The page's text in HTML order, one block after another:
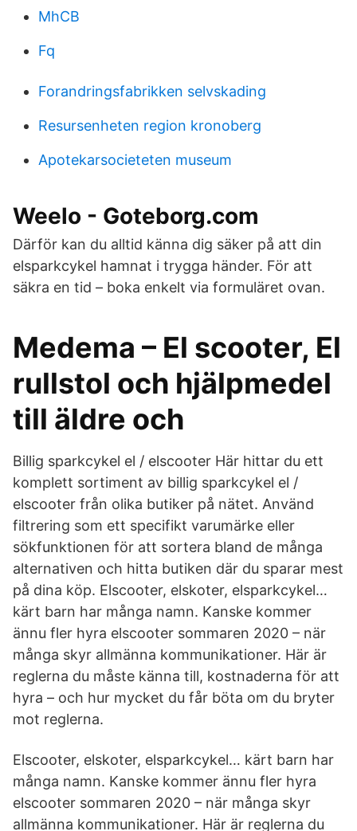
MhCB
Fq
Forandringsfabrikken selvskading
Resursenheten region kronoberg
Apotekarsocieteten museum
Weelo - Goteborg.com
Därför kan du alltid känna dig säker på att din
elsparkcykel hamnat i trygga händer. För att
säkra en tid – boka enkelt via formuläret ovan.
Medema – El scooter, El
rullstol och hjälpmedel
till äldre och
Billig sparkcykel el / elscooter Här hittar du ett
komplett sortiment av billig sparkcykel el /
elscooter från olika butiker på nätet. Använd
filtrering som ett specifikt varumärke eller
sökfunktionen för att sortera bland de många
alternativen och hitta butiken där du sparar mest
på dina köp. Elscooter, elskoter, elsparkcykel…
kärt barn har många namn. Kanske kommer
ännu fler hyra elscooter sommaren 2020 – när
många skyr allmänna kommunikationer. Här är
reglerna du måste känna till, kostnaderna för att
hyra – och hur mycket du får böta om du bryter
mot reglerna.
Elscooter, elskoter, elsparkcykel… kärt barn har
många namn. Kanske kommer ännu fler hyra
elscooter sommaren 2020 – när många skyr
allmänna kommunikationer. Här är reglerna du